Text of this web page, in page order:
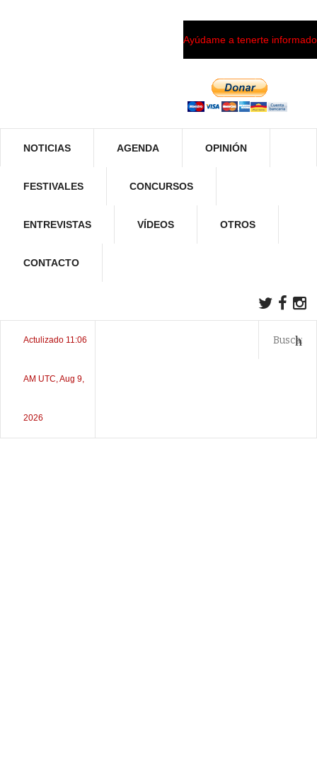
Ayúdame a tenerte informado
NOTICIAS AGENDA OPINIÓN
FESTIVALES CONCURSOS
ENTREVISTAS VÍDEOS OTROS
CONTACTO
Actulizado 11:06
AM UTC, Aug 9,
2026